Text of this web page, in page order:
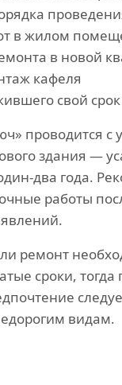
в жилом
в новой
кафеля
свой
проводится с
здания —
два года.
работы
ремонт
сроки,
видам.